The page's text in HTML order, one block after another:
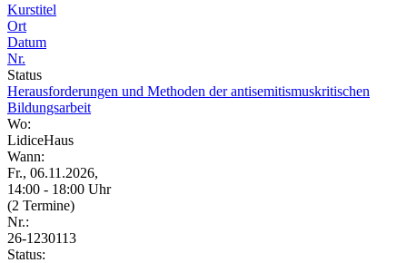
Kurstitel
Ort
Datum
Nr.
Status
Herausforderungen und Methoden der antisemitismuskritischen
Bildungsarbeit
Wo:
LidiceHaus
Wann:
Fr., 06.11.2026,
14:00 - 18:00 Uhr
(2 Termine)
Nr.:
26-1230113
Status: